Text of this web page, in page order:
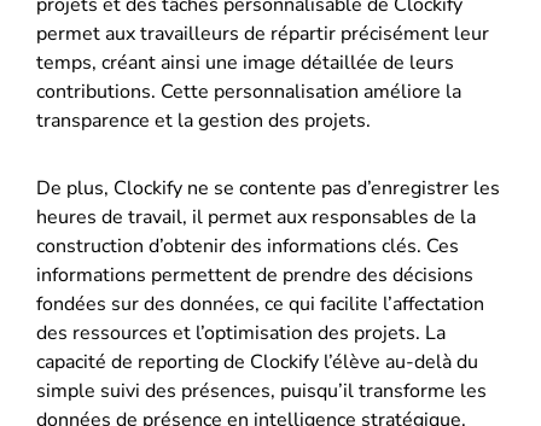
permet aux travailleurs de répartir précisément leur
temps, créant ainsi une image détaillée de leurs
contributions. Cette personnalisation améliore la
transparence et la gestion des projets.
De plus, Clockify ne se contente pas d’enregistrer les
heures de travail, il permet aux responsables de la
construction d’obtenir des informations clés. Ces
informations permettent de prendre des décisions
fondées sur des données, ce qui facilite l’affectation
des ressources et l’optimisation des projets. La
capacité de reporting de Clockify l’élève au-delà du
simple suivi des présences, puisqu’il transforme les
données de présence en intelligence stratégique.